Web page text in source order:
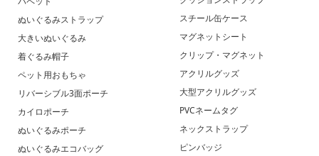
ぬいぐるみストラップ
大きいぬいぐるみ
着ぐるみ帽子
ペット用おもちゃ
リバーシブル3面ポーチ
カイロポーチ
ぬいぐるみポーチ
ぬいぐるみエコバッグ
スチール缶ケース
マグネットシート
クリップ・マグネット
アクリルグッズ
大型アクリルグッズ
PVCネームタグ
ネックストラップ
ピンバッジ